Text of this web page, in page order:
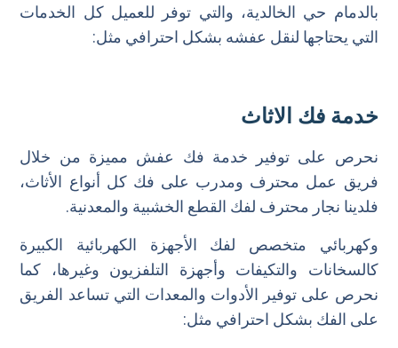
بالدمام حي الخالدية، والتي توفر للعميل كل الخدمات
التي يحتاجها لنقل عفشه بشكل احترافي مثل:
خدمة فك الاثاث
نحرص على توفير خدمة فك عفش مميزة من خلال
فريق عمل محترف ومدرب على فك كل أنواع الأثاث،
فلدينا نجار محترف لفك القطع الخشبية والمعدنية.
وكهربائي متخصص لفك الأجهزة الكهربائية الكبيرة
كالسخانات والتكيفات وأجهزة التلفزيون وغيرها، كما
نحرص على توفير الأدوات والمعدات التي تساعد الفريق
على الفك بشكل احترافي مثل: